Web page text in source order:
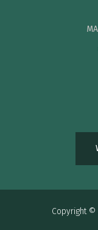
Copyright ©